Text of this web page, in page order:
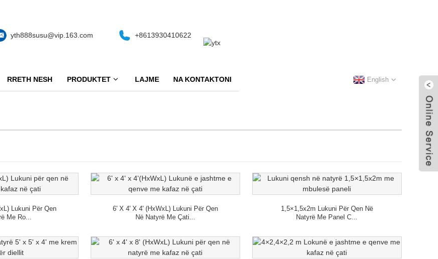
yth888susu@vip.163.com +8613930410622
RRETH NESH PRODUKTET LAJME NA KONTAKTONI English
Lukuni Për Qen
Me Ro...
6' X 4' X 4' (HxWxL) Lukuni Për Qen
Në Natyrë Me Çati...
1,5×1,5x2m Lukuni Për Qen Në
Natyrë Me Panel C...